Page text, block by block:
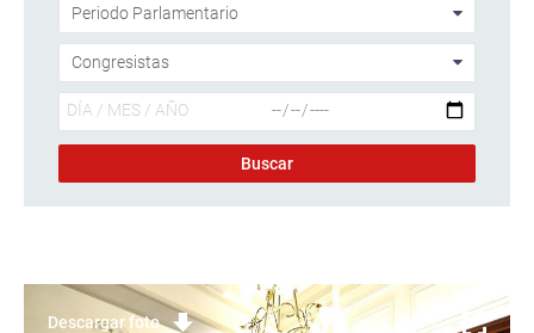
Descargar foto